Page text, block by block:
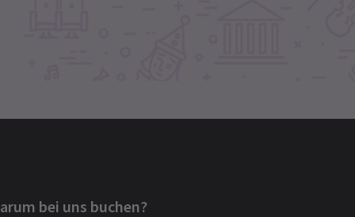
bei uns buchen?